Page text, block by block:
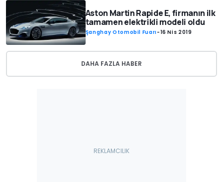
Aston Martin Rapide E, firmanın ilk
tamamen elektrikli modeli oldu
Şanghay Otomobil Fuarı-16 Nis 2019
DAHA FAZLA HABER